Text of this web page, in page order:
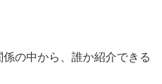
の中から、誰か紹介できる